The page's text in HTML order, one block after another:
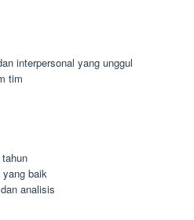
interpersonal yang unggul
tim
yang baik
analisis